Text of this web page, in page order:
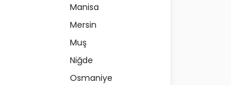
Manisa
Mersin
Muş
Niğde
Osmaniye